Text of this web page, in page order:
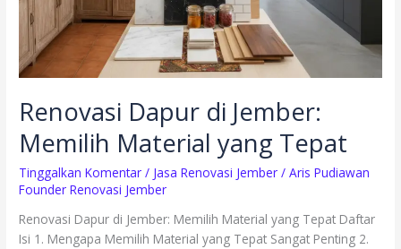
Renovasi Dapur di Jember:
Memilih Material yang Tepat
Tinggalkan Komentar / Jasa Renovasi Jember /Aris Pudiawan
Founder Renovasi Jember
Renovasi Dapur di Jember: Memilih Material yang Tepat Daftar
Isi 1. Mengapa Memilih Material yang Tepat Sangat Penting 2.